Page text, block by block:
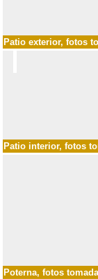
Patio exterior, fotos
Patio interior, fotos
Poterna, fotos